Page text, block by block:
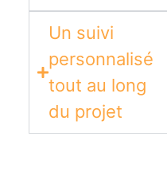
Un suivi
personnalisé
tout au long
du projet​